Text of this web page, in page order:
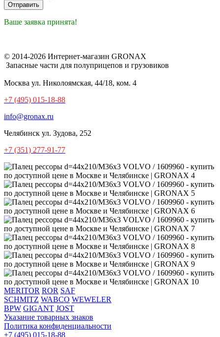
Ваше заявка принята!
© 2014-2026 Интернет-магазин GRONAX
Запасные части для полуприцепов и грузовиков
Москва ул. Николоямская, 44/18, ком. 4
+7 (495) 015-18-88
info@gronax.ru
Челябинск ул. Зудова, 252
+7 (351) 277-91-77
MERITOR ROR SAF
SCHMITZ WABCO WEWELER
BPW GIGANT JOST
Указание товарных знаков
Политика конфиденциальности
+7 (495) 015-18-88